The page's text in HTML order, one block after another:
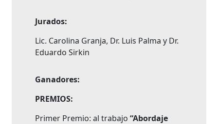
Jurados:
Lic. Carolina Granja, Dr. Luis Palma y Dr.
Eduardo Sirkin
Ganadores:
PREMIOS:
Primer Premio: al trabajo “Abordaje